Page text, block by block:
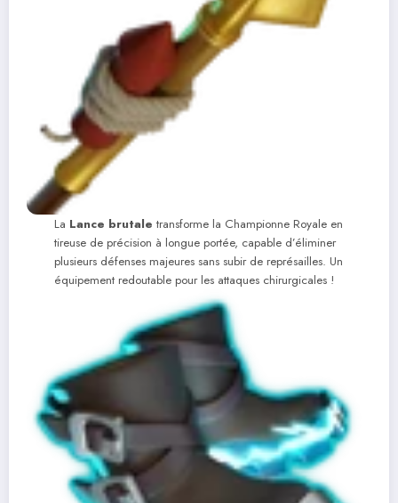
La Lance brutale transforme la Championne Royale en
tireuse de précision à longue portée, capable d’éliminer
plusieurs défenses majeures sans subir de représailles. Un
équipement redoutable pour les attaques chirurgicales !